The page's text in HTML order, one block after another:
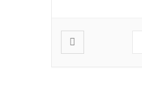
débats […]